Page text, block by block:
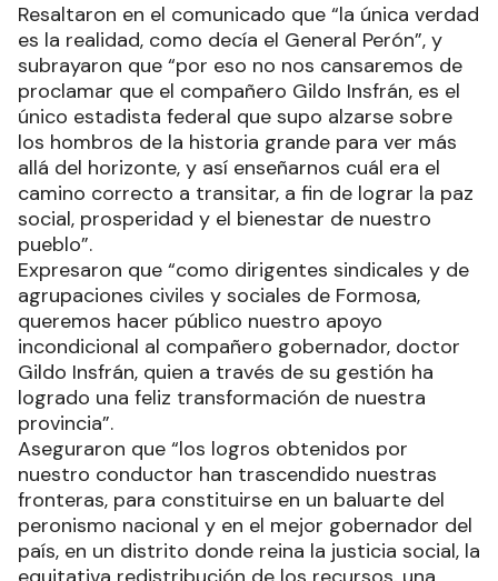
Resaltaron en el comunicado que “la única verdad
es la realidad, como decía el General Perón”, y
subrayaron que “por eso no nos cansaremos de
proclamar que el compañero Gildo Insfrán, es el
único estadista federal que supo alzarse sobre
los hombros de la historia grande para ver más
allá del horizonte, y así enseñarnos cuál era el
camino correcto a transitar, a fin de lograr la paz
social, prosperidad y el bienestar de nuestro
pueblo”.
Expresaron que “como dirigentes sindicales y de
agrupaciones civiles y sociales de Formosa,
queremos hacer público nuestro apoyo
incondicional al compañero gobernador, doctor
Gildo Insfrán, quien a través de su gestión ha
logrado una feliz transformación de nuestra
provincia”.
Aseguraron que “los logros obtenidos por
nuestro conductor han trascendido nuestras
fronteras, para constituirse en un baluarte del
peronismo nacional y en el mejor gobernador del
país, en un distrito donde reina la justicia social, la